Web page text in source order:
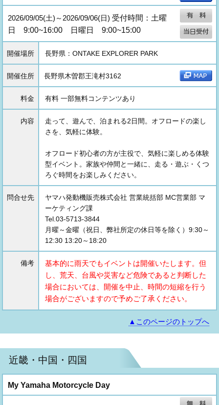
2026/09/05(土)～2026/09/06(日) 受付時間：土曜
日 9:00~16:00 日曜日 9:00~15:00
開催場所 長野県：ONTAKE EXPLORER PARK
開催住所 長野県木曽郡王滝村3162
料金 有料 一部無料コンテンツあり
内容
走って、遊んで、泊まれる2日間。オフロードの楽し
さを、気軽に体験。
オフロード初心者の方が主役で、気軽に楽しめる体験
型イベント。家族や仲間と一緒に、走る・遊ぶ・くつ
ろぐ時間をお楽しみください。
問合せ先
ヤマハ発動機販売株式会社 営業統括部 MC営業部 マ
ーケティング課
Tel.03-5713-3844
月曜～金曜（祝日、弊社所定の休日等を除く）9:30～
12:30 13:20～18:20
備考
基本的に雨天でもイベントは開催いたします。但
し、荒天、台風や災害など危険であると判断した
場合においては、開催を中止、時間の短縮を行う
場合がございますので予めご了承ください。
▲このページのトップへ
近畿・中国・四国
My Yamaha Motorcycle Day